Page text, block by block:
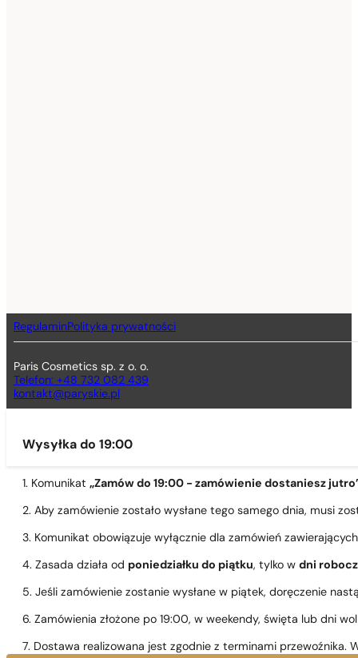
RegulaminPolityka prywatności
Paris Cosmetics sp. z o. o.
Telefon: +48 732 082 439
kontakt@paryskie.pl
Wysyłka do 19:00
1. Komunikat „Zamów do 19:00 - zamówienie dostaniesz
2. Aby zamówienie zostało wysłane tego samego dnia, musi
3. Komunikat obowiązuje wyłącznie dla zamówień
4. Zasada działa od poniedziałku do piątku, tylko w dni
5. Jeśli zamówienie zostanie wysłane w piątek, doręczenie
6. Zamówienia złożone po 19:00, w weekendy, święta lub dni
7. Dostawa realizowana jest zgodnie z terminami przewoźnika.